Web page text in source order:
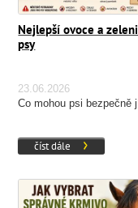
Nejlepší ovoce a
psy
23.06.2026
Co mohou psi bezpečně
číst dále